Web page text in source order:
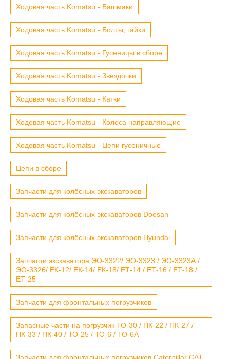
Ходовая часть Komatsu - Башмаки
Ходовая часть Komatsu - Болты, гайки
Ходовая часть Komatsu - Гусеницы в сборе
Ходовая часть Komatsu - Звездочки
Ходовая часть Komatsu - Катки
Ходовая часть Komatsu - Колеса направляющие
Ходовая часть Komatsu - Цепи гусеничные
Цепи в сборе
Запчасти для колёсных экскаваторов
Запчасти для колёсных экскаваторов Doosan
Запчасти для колёсных экскаваторов Hyundai
Запчасти экскаватора ЭО-3322/ ЭО-3323 / ЭО-3323А /
ЭО-3326/ ЕК-12/ ЕК-14/ ЕК-18/ ЕТ-14 / ЕТ-16 / ЕТ-18 /
ЕТ-25
Запчасти для фронтальных погрузчиков
Запасные части на погрузчик ТО-30 / ПК-22 / ПК-27 /
ПК-33 / ПК-40 / ТО-25 / ТО-6 / ТО-6А
Запчасти для фронтальных погрузчиков Caterpillar CAT